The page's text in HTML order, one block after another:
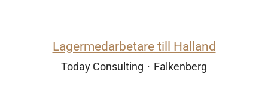
Lagermedarbetare till Halland
Today Consulting · Falkenberg